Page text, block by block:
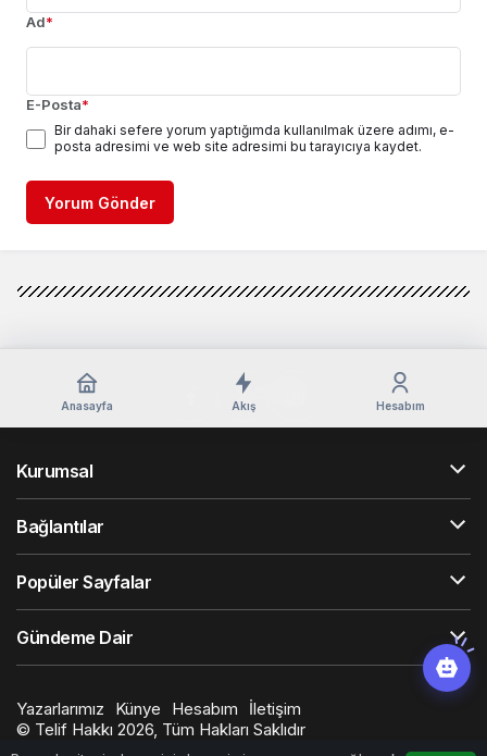
Ad*
E-Posta*
Bir dahaki sefere yorum yaptığımda kullanılmak üzere adımı, e-
posta adresimi ve web site adresimi bu tarayıcıya kaydet.
Yorum Gönder
Anasayfa Akış Hesabım
Kurumsal
Bağlantılar
Popüler Sayfalar
Gündeme Dair
Yazarlarımız Künye Hesabım
İletişim
© Telif Hakkı 2026, Tüm Hakları Saklıdır